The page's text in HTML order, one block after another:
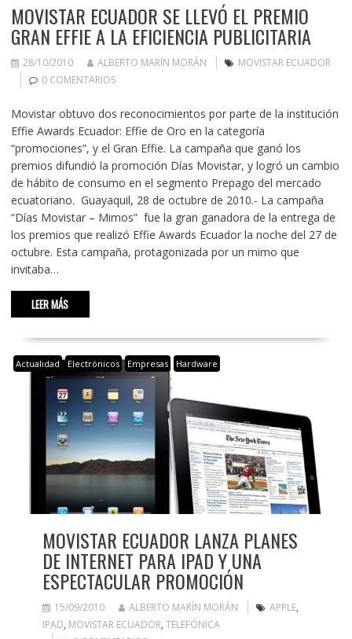
MOVISTAR ECUADOR SE LLEVÓ EL PREMIO
GRAN EFFIE A LA EFICIENCIA PUBLICITARIA
28/10/2010 ALBERTO MARÍN MORÁN
MOVISTAR ECUADOR
0 COMENTARIOS
Movistar obtuvo dos reconocimientos por parte de la institución
Effie Awards Ecuador: Effie de Oro en la categoría
“promociones”, y el Gran Effie. La campaña que ganó los
premios difundió la promoción Días Movistar, y logró un cambio
de hábito de consumo en el segmento Prepago del mercado
ecuatoriano. Guayaquil, 28 de octubre de 2010.- La campaña
“Días Movistar – Mimos” fue la gran ganadora de la entrega de
los premios que realizó Effie Awards Ecuador la noche del 27 de
octubre. Esta campaña, protagonizada por un mimo que
invitaba…
LEER MÁS
Actualidad Electrónicos Empresas Hardware
MOVISTAR ECUADOR LANZA PLANES
DE INTERNET PARA IPAD Y UNA
ESPECTACULAR PROMOCIÓN
15/09/2010 ALBERTO MARÍN MORÁN APPLE,
IPAD, MOVISTAR ECUADOR, TELEFÓNICA